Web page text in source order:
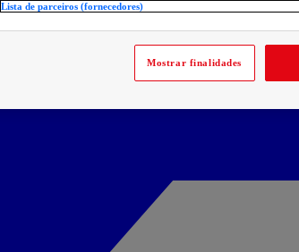
Lista de parceiros (fornecedores)
Mostrar finalidades